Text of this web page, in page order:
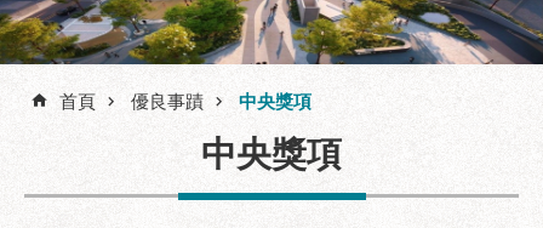
搜
告
資
訊
服
首頁 優良事蹟 中央獎項
中央獎項